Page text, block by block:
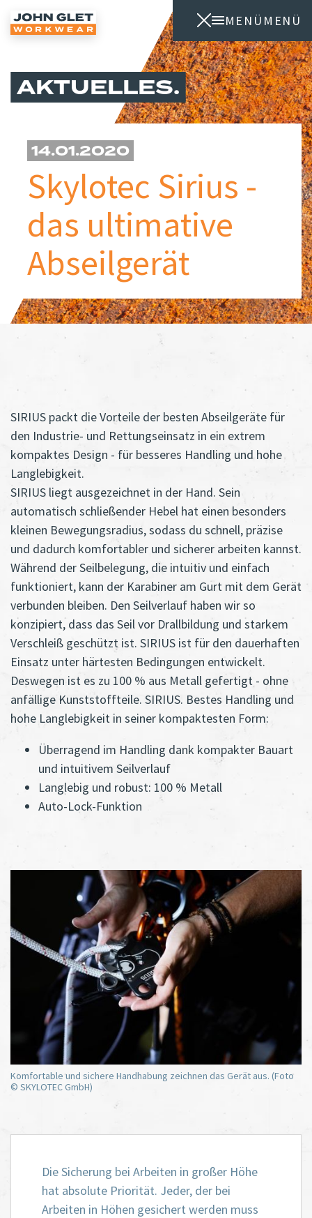
MENÜ
MENÜ
AKTUELLES
Skylotec Sirius -
das ultimative
Abseilgerät
14.01.2020
SIRIUS packt die Vorteile der besten Abseilgeräte für
den Industrie- und Rettungseinsatz in ein extrem
kompaktes Design - für besseres Handling und hohe
Langlebigkeit.
SIRIUS liegt ausgezeichnet in der Hand. Sein
automatisch schließender Hebel hat einen besonders
kleinen Bewegungsradius, sodass du schnell, präzise
und dadurch komfortabler und sicherer arbeiten kannst.
Während der Seilbelegung, die intuitiv und einfach
funktioniert, kann der Karabiner am Gurt mit dem Gerät
verbunden bleiben. Den Seilverlauf haben wir so
konzipiert, dass das Seil vor Drallbildung und starkem
Verschleiß geschützt ist. SIRIUS ist für den dauerhaften
Einsatz unter härtesten Bedingungen entwickelt.
Deswegen ist es zu 100 % aus Metall gefertigt - ohne
anfällige Kunststoffteile. SIRIUS. Bestes Handling und
hohe Langlebigkeit in seiner kompaktesten Form:
Überragend im Handling dank kompakter Bauart
und intuitivem Seilverlauf
Langlebig und robust: 100 % Metall
Auto-Lock-Funktion
Komfortable und sichere Handhabung zeichnen das Gerät aus. (Foto
© SKYLOTEC GmbH)
Die Sicherung bei Arbeiten in großer Höhe
hat absolute Priorität. Jeder, der bei
Arbeiten in Höhen gesichert werden muss